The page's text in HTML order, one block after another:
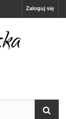
Zaloguj się